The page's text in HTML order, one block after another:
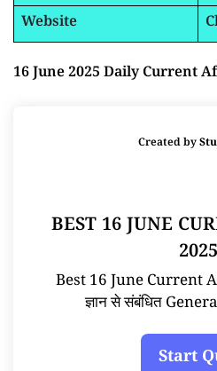
Website
16 June 2025 Daily Current
Created by
BEST 16 JUNE
2025
Best 16 June Current
ज्ञान से संबंधित